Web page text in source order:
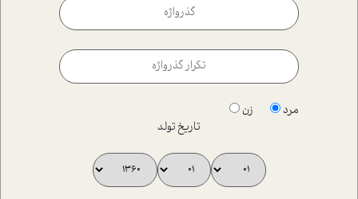
مرد
زن
تاریخ تولد